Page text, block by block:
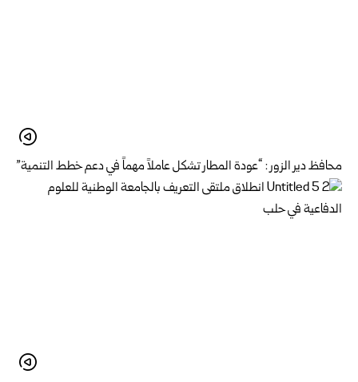
محافظ دير الزور : “عودة المطار تشكل عاملاً مهماً في دعم خطط التنمية”